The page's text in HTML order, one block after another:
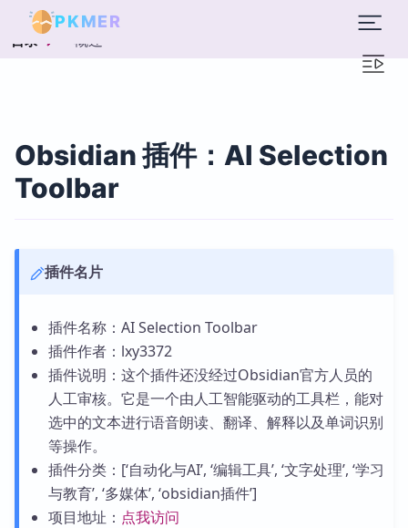
PKMER
目录 概述
Obsidian 插件：AI Selection
Toolbar
插件名片
插件名称：AI Selection Toolbar
插件作者：lxy3372
插件说明：这个插件还没经过Obsidian官方人员的
人工审核。它是一个由人工智能驱动的工具栏，能对
选中的文本进行语音朗读、翻译、解释以及单词识别
等操作。
插件分类：[‘自动化与AI’, ‘编辑工具’, ‘文字处理’, ‘学习
与教育’, ‘多媒体’, ‘obsidian插件’]
项目地址： 点我访问